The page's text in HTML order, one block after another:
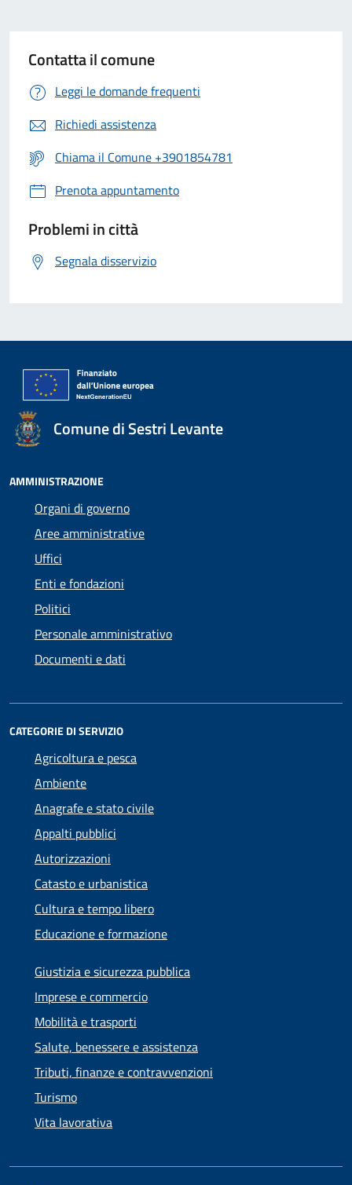
Contatta il comune
Leggi le domande frequenti
Richiedi assistenza
Chiama il Comune +3901854781
Prenota appuntamento
Problemi in città
Segnala disservizio
Comune di Sestri Levante
AMMINISTRAZIONE
Organi di governo
Aree amministrative
Uffici
Enti e fondazioni
Politici
Personale amministrativo
Documenti e dati
CATEGORIE DI SERVIZIO
Agricoltura e pesca
Ambiente
Anagrafe e stato civile
Appalti pubblici
Autorizzazioni
Catasto e urbanistica
Cultura e tempo libero
Educazione e formazione
Giustizia e sicurezza pubblica
Imprese e commercio
Mobilità e trasporti
Salute, benessere e assistenza
Tributi, finanze e contravvenzioni
Turismo
Vita lavorativa